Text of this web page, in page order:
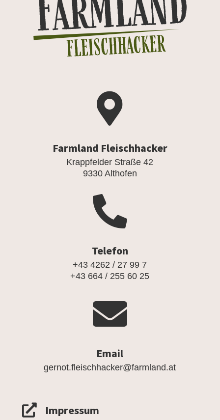

Farmland Fleischhacker
Krappfelder Straße 42
9330 Althofen

Telefon
+43 4262 / 27 99 7
+43 664 / 255 60 25

Email
gernot.fleischhacker@farmland.at
 Impressum